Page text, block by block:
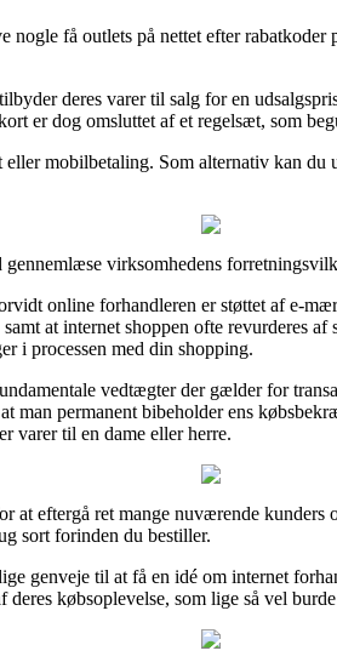
nogle få outlets på nettet efter
deres varer til salg for en
er dog omsluttet af et regelsæt, som
mobilbetaling. Som alternativ kan
virksomhedens
online forhandleren er støttet af e-
at internet shoppen ofte revurderes
i processen med din shopping.
vedtægter der gælder for
man permanent bibeholder ens
varer til en dame eller herre.
eftergå ret mange nuværende kunders
sort forinden du bestiller.
genveje til at få en idé om internet
købsoplevelse, som lige så vel